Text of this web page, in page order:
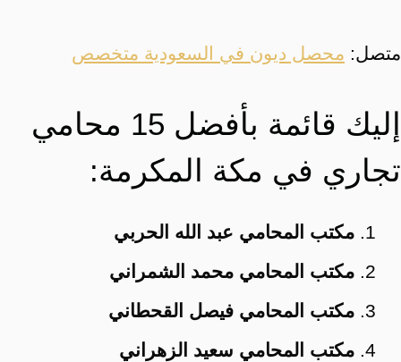
متصل: محصل ديون في السعودية متخصص
إليك قائمة بأفضل 15 محامي
تجاري في مكة المكرمة:
مكتب المحامي عبد الله الحربي
مكتب المحامي محمد الشمراني
مكتب المحامي فيصل القحطاني
مكتب المحامي سعيد الزهراني